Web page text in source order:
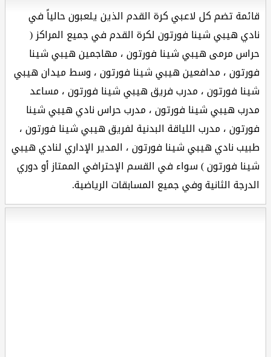
قائمة تضم كل لاعبي كرة القدم الذين يلعبون حالياً في
نادي هيبي شينا فورتون لكرة القدم في جميع المراكز (
حراس مرمى هيبي شينا فورتون ، مهاجمين هيبي شينا
فورتون ، مدافعين هيبي شينا فورتون ، وسط ميدان هيبي
شينا فورتون ، مدرب فريق هيبي شينا فورتون ، مساعد
مدرب هيبي شينا فورتون ، مدرب حراس نادي هيبي شينا
فورتون ، مدرب اللياقة البدنية لفريق هيبي شينا فورتون ،
طبيب نادي هيبي شينا فورتون ، المدير الإداري لنادي هيبي
شينا فورتون ) سواء في القسم الإحترافي الممتاز أو دوري
الدرجة الثانية وفي جميع المسابقات الرياضية.